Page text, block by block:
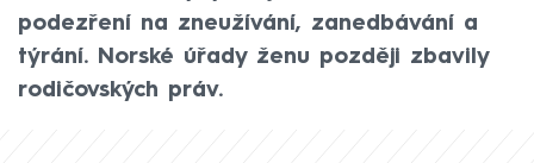
podezření na zneužívání, zanedbávání a
týrání. Norské úřady ženu později zbavily
rodičovských práv.